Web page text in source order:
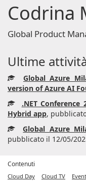
Codrina
Global Product
Ultime
Global Azure
version of Azure AI
.NET
Hybrid app,
Global Azure
pubblicato il 12/05/
Contenuti
Cloud Day Cloud TV